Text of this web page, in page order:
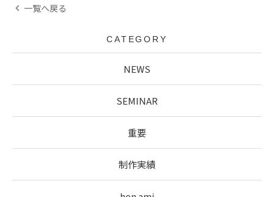
一覧へ戻る
CATEGORY
NEWS
SEMINAR
重要
制作実績